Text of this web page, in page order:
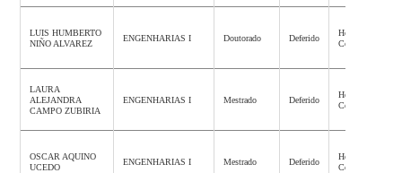
LUIS HUMBERTO
NIÑO ALVAREZ
ENGENHARIAS I Doutorado Deferido
Homologação
Concluída
LAURA
ALEJANDRA
CAMPO ZUBIRIA
ENGENHARIAS I Mestrado Deferido
Homologação
Concluída
OSCAR AQUINO
UCEDO
ENGENHARIAS I Mestrado Deferido
Homologação
Concluída